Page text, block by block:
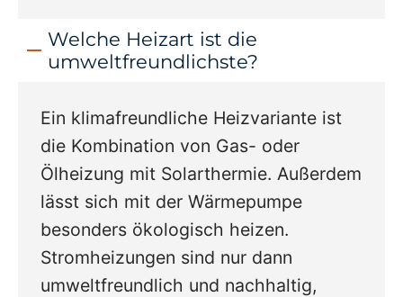
Welche Heizart ist die
umweltfreundlichste?
Ein klimafreundliche Heizvariante ist
die Kombination von Gas- oder
Ölheizung mit Solarthermie. Außerdem
lässt sich mit der Wärmepumpe
besonders ökologisch heizen.
Stromheizungen sind nur dann
umweltfreundlich und nachhaltig,